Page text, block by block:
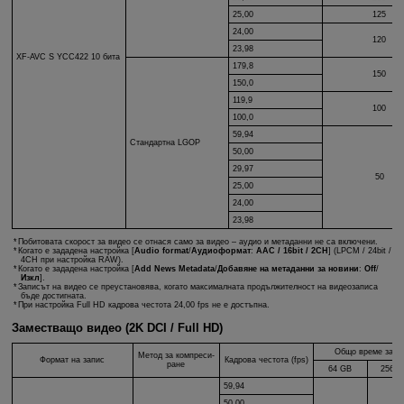
XF-AVC S YCC422 10 бита
25,00
125
24,00
120
23,98
Стандартна LGOP
179,8
150
150,0
119,9
100
100,0
59,94
50
50,00
29,97
25,00
24,00
23,98
Побитовата скорост за видео се отнася само за видео – аудио и метаданни не са включени.
Когато е зададена настройка [Audio format/Аудиоформат:AAC / 16bit / 2CH] (LPCM / 24bit /
4CH при настройка RAW).
Когато е зададена настройка [Add News Metadata/Добавяне на метаданни за новини :Off/
Изкл].
Записът на видео се преустановява, когато максималната продължителност на видеозаписа
бъде достигната.
При настройка Full HD кадрова честота 24,00 fps не е достъпна.
Заместващо видео (2K DCI / Full HD)
Формат на запис
Метод за компреси-
ране
Кадрова честота (fps)
Общо време за
64 GB
256
59,94